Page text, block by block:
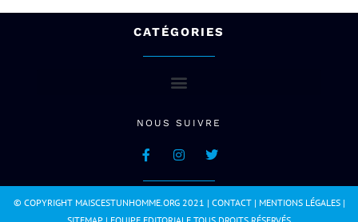
CATÉGORIES
NOUS SUIVRE
© COPYRIGHT MAISCESTUNHOMME.ORG 2021 | CONTACT| MENTIONS LÉGALES|